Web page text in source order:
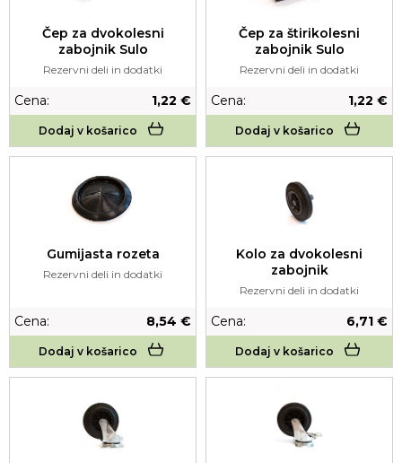
Čep za dvokolesni
zabojnik Sulo
Rezervni deli in dodatki
Cena: 1,22 €
Dodaj v košarico
Čep za štirikolesni
zabojnik Sulo
Rezervni deli in dodatki
Cena: 1,22 €
Dodaj v košarico
Gumijasta rozeta
Rezervni deli in dodatki
Cena: 8,54 €
Dodaj v košarico
Kolo za dvokolesni
zabojnik
Rezervni deli in dodatki
Cena: 6,71 €
Dodaj v košarico